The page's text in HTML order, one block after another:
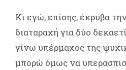
Κι εγώ, επίσης, έκρυβα
διαταραχή για δύο
γίνω υπέρμαχος της
μπορώ όμως να